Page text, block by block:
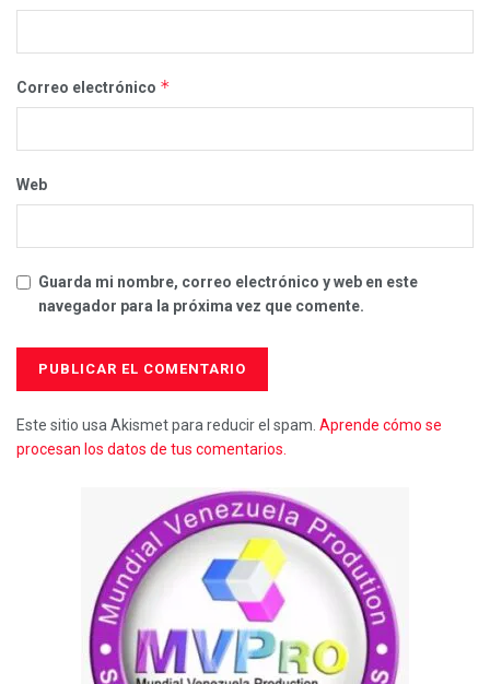
Correo electrónico *
Web
Guarda mi nombre, correo electrónico y web en este
navegador para la próxima vez que comente.
Este sitio usa Akismet para reducir el spam. Aprende cómo se
procesan los datos de tus comentarios.